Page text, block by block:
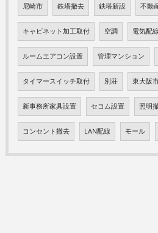
尼崎市 鉄塔撤去 鉄塔新設 不動
キャビネット加工取付 空調 電気配線
ルームエアコン設置 管理マンション
タイマースイッチ取付 別荘 東大阪
新事務所家具設置 セコム設置 照明
コンセント撤去 LAN配線 モール